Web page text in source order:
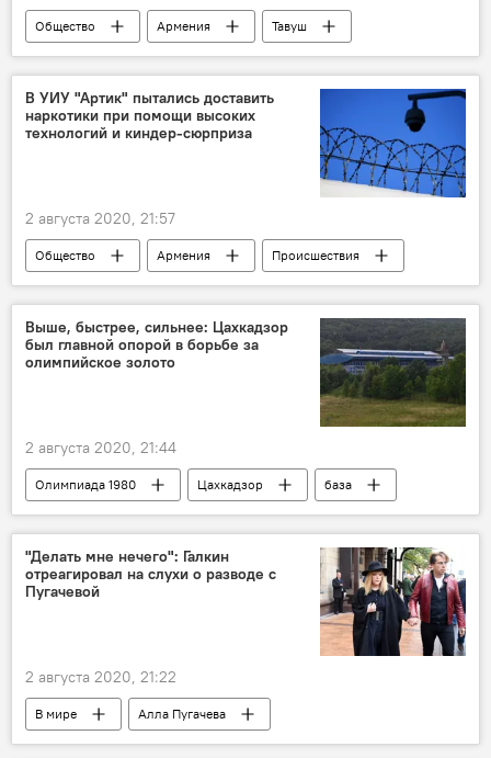
Общество Армения
Тавуш
Новости Армения
дом губернатор
В УИУ "Артик" пытались доставить
наркотики при помощи высоких
технологий и киндер-сюрприза
2 августа 2020, 21:57
Общество Армения
Происшествия
Новости Армения
наркотики
дрон
Происшествия и инциденты в Армении
Выше, быстрее, сильнее: Цахкадзор
был главной опорой в борьбе за
олимпийское золото
2 августа 2020, 21:44
Олимпиада 1980 Цахкадзор
база
Спорт
строительство
"Делать мне нечего": Галкин
отреагировал на слухи о разводе с
Пугачевой
2 августа 2020, 21:22
В мире
Алла Пугачева
Максим Галкин
развод